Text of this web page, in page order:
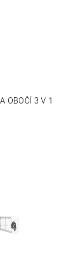
OBOČÍ 3 V 1